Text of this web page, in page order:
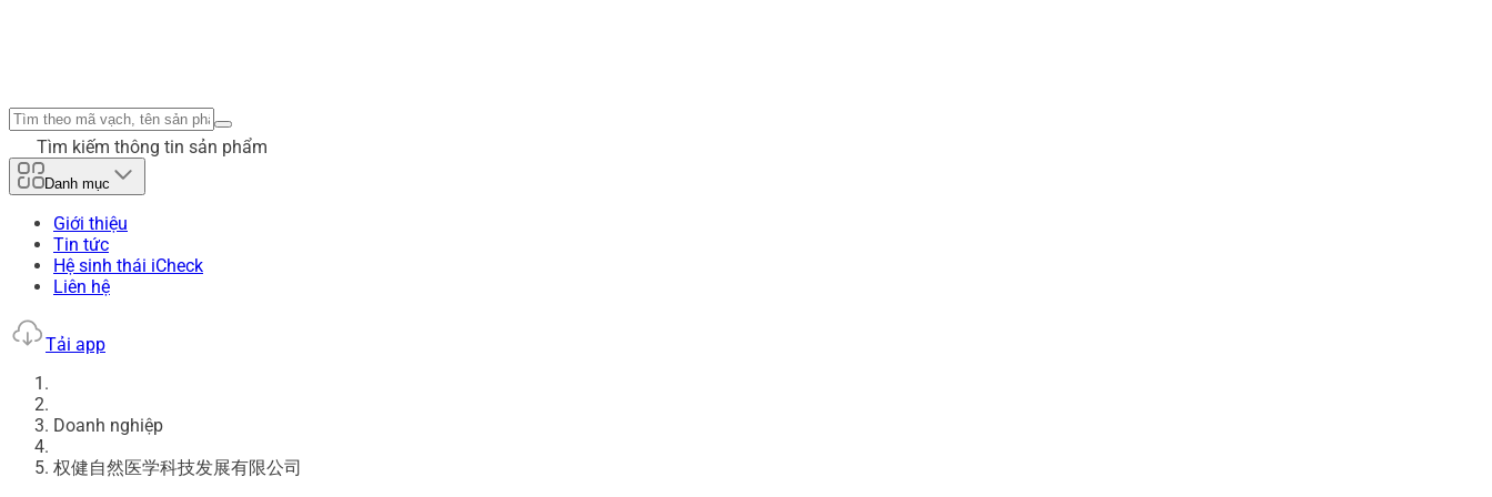
Tìm kiếm thông tin sản phẩm
Danh mục
Giới thiệu
Tin tức
Hệ sinh thái iCheck
Liên hệ
Tải app
Doanh nghiệp
权健自然医学科技发展有限公司